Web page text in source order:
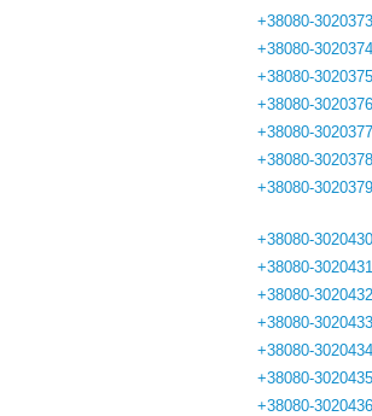
+38080-3020373
+38080-3020374
+38080-3020375
+38080-3020376
+38080-3020377
+38080-3020378
+38080-3020379
+38080-3020430
+38080-3020431
+38080-3020432
+38080-3020433
+38080-3020434
+38080-3020435
+38080-3020436